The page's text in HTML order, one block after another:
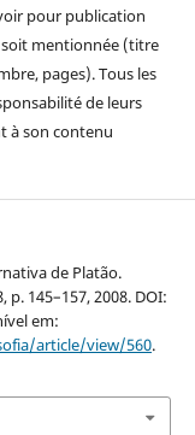
pour publication
mentionnée (titre
pages). Tous les
de leurs
à son contenu
de Platão.
p. 145–157, 2008. DOI:
em:
article/view/560.